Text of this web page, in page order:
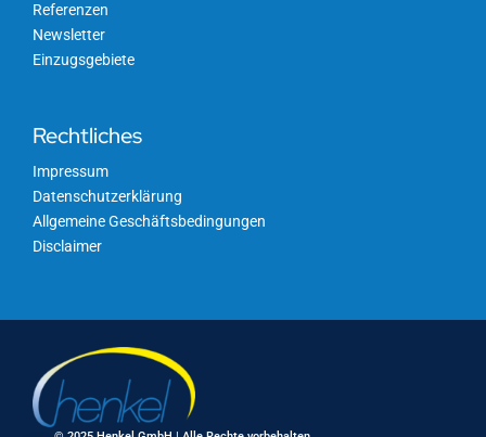
Referenzen
Newsletter
Einzugsgebiete
Rechtliches
Impressum
Datenschutzerklärung
Allgemeine Geschäftsbedingungen
Disclaimer